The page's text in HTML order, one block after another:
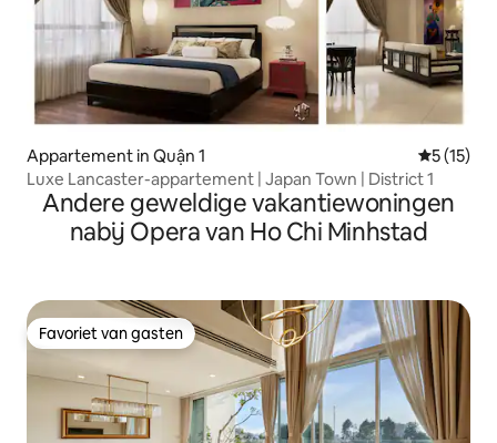
Appartement in Quận 1
5 (15)
Luxe Lancaster-appartement | Japan Town | District 1
Andere geweldige vakantiewoningen
nabij Opera van Ho Chi Minhstad
Favoriet van gasten
Favoriet van gasten